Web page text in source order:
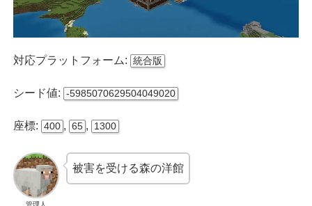
対応プラットフォーム: 統合版
シード値: -5985070629504049020
座標: 400 , 65 , 1300
管理人
被害を受ける森の洋館